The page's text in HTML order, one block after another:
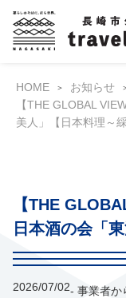
HOME
お知らせ
【THE GLOBAL
美人」【日本料理～綵
【THE
日本酒の会「
2026/07/02- 事業者か